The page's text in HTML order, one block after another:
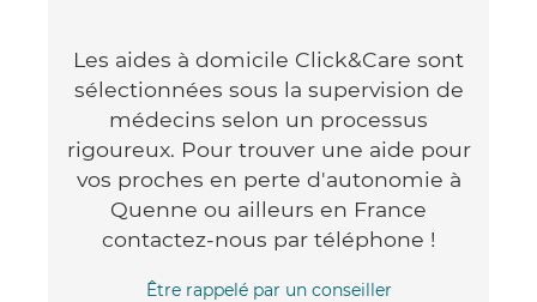
Les aides à domicile Click&Care sont
sélectionnées sous la supervision de
médecins selon un processus
rigoureux. Pour trouver une aide pour
vos proches en perte d'autonomie à
Quenne ou ailleurs en France
contactez-nous par téléphone !
Être rappelé par un conseiller